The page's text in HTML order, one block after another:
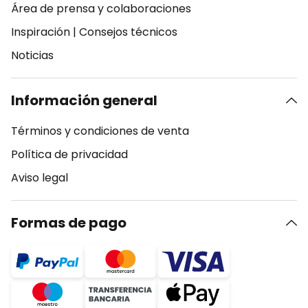
Área de prensa y colaboraciones
Inspiración | Consejos técnicos
Noticias
Información general
Términos y condiciones de venta
Política de privacidad
Aviso legal
Formas de pago